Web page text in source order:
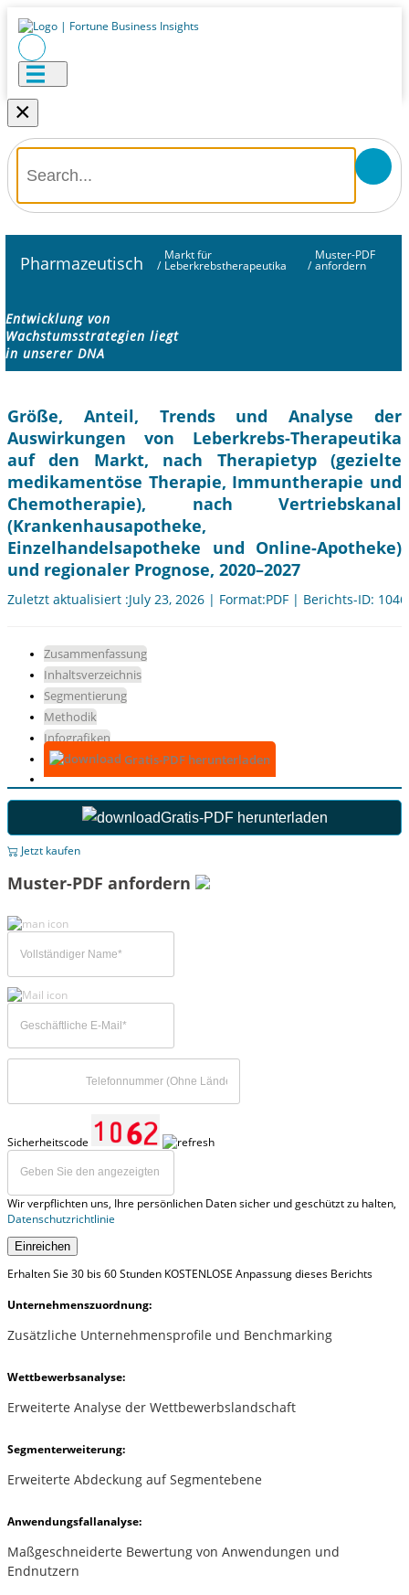
×
Pharmazeutisch /
Markt für
Leberkrebstherapeutika /
Muster-PDF
anfordern
Entwicklung von
Wachstumsstrategien liegt
in unserer DNA
Größe, Anteil, Trends und Analyse der
Auswirkungen von Leberkrebs-Therapeutika
auf den Markt, nach Therapietyp (gezielte
medikamentöse Therapie, Immuntherapie und
Chemotherapie), nach Vertriebskanal
(Krankenhausapotheke,
Einzelhandelsapotheke und Online-Apotheke)
und regionaler Prognose, 2020–2027
Zuletzt aktualisiert :July 23, 2026 | Format:PDF | Berichts-ID:
Zusammenfassung
Inhaltsverzeichnis
Segmentierung
Methodik
Infografiken
Gratis-PDF herunterladen
Gratis-PDF herunterladen
Jetzt kaufen
Muster-PDF anfordern
Sicherheitscode
Wir verpflichten uns, Ihre persönlichen Daten sicher und geschützt zu halten,
Datenschutzrichtlinie
Einreichen
Erhalten Sie 30 bis 60 Stunden KOSTENLOSE Anpassung dieses Berichts
Unternehmenszuordnung:
Zusätzliche Unternehmensprofile und Benchmarking
Wettbewerbsanalyse:
Erweiterte Analyse der Wettbewerbslandschaft
Segmenterweiterung:
Erweiterte Abdeckung auf Segmentebene
Anwendungsfallanalyse:
Maßgeschneiderte Bewertung von Anwendungen und
Endnutzern